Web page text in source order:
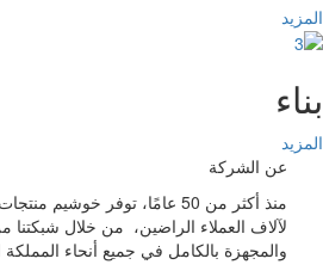
عن الشركة
منذ أكثر من 50 عامًا، توفر خوشيم
لآلاف العملاء الراضين، من خلال شبكتنا
والمجهزة بالكامل في جميع أنحاء المملكة